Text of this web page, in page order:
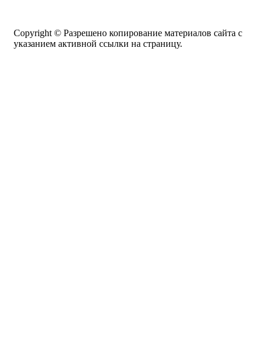
Copyright © Разрешено копирование материалов сайта с
указанием активной ссылки на страницу.